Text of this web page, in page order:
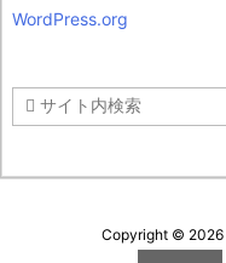
WordPress.org
Copyright © 2026